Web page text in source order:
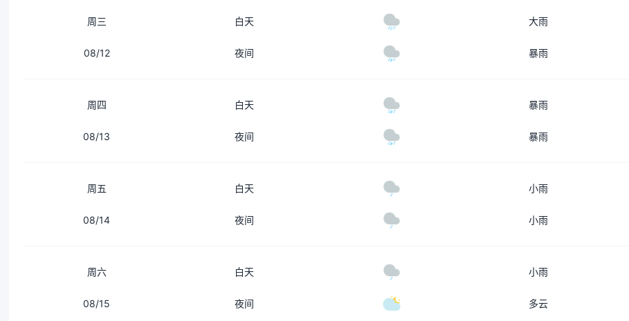
周三 白天 大雨
08/12 夜间 暴雨
周四 白天 暴雨
08/13 夜间 暴雨
周五 白天 小雨
08/14 夜间 小雨
周六 白天 小雨
08/15 夜间 多云